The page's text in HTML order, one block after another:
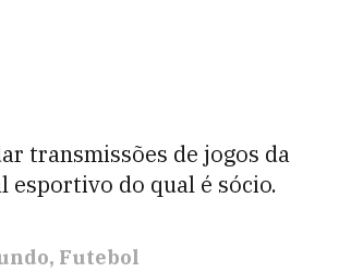
transmissões de jogos da
esportivo do qual é sócio.
Futebol